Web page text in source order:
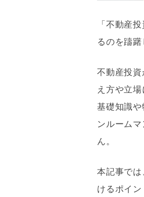
「不動産
るのを躊
不動産投
え方や立
基礎知識
ンルーム
ん。
本記事で
けるポイン